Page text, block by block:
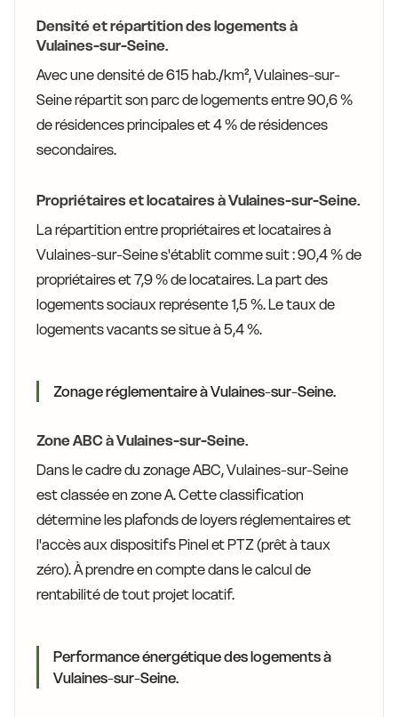
Densité et répartition des logements à
Vulaines-sur-Seine.
Avec une densité de 615 hab./km², Vulaines-sur-
Seine répartit son parc de logements entre 90,6 %
de résidences principales et 4 % de résidences
secondaires.
Propriétaires et locataires à Vulaines-sur-Seine.
La répartition entre propriétaires et locataires à
Vulaines-sur-Seine s'établit comme suit : 90,4 % de
propriétaires et 7,9 % de locataires. La part des
logements sociaux représente 1,5 %. Le taux de
logements vacants se situe à 5,4 %.
Zonage réglementaire à Vulaines-sur-Seine.
Zone ABC à Vulaines-sur-Seine.
Dans le cadre du zonage ABC, Vulaines-sur-Seine
est classée en zone A. Cette classification
détermine les plafonds de loyers réglementaires et
l'accès aux dispositifs Pinel et PTZ (prêt à taux
zéro). À prendre en compte dans le calcul de
rentabilité de tout projet locatif.
Performance énergétique des logements à
Vulaines-sur-Seine.